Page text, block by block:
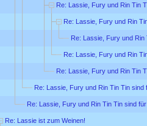
Re: Lassie, Fury und Rin Tin
Re: Lassie, Fury und Rin
Re: Lassie, Fury und
Re: Lassie, Fury und Rin
Re: Lassie, Fury und Rin Tin
Re: Lassie, Fury und Rin Tin Tin sind
Re: Lassie, Fury und Rin Tin Tin sind
Re: Lassie ist zum Weinen!